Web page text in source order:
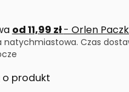
od 11,99 zł- Orlen
natychmiastowa. Czas
o produkt